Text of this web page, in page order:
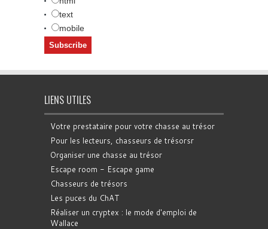
text
mobile
LIENS UTILES
Votre prestataire pour votre chasse au trésor
Pour les lecteurs, chasseurs de trésorsr
Organiser une chasse au trésor
Escape room - Escape game
Chasseurs de trésors
Les puces du ChAT
Réaliser un cryptex : le mode d'emploi de
Wallace